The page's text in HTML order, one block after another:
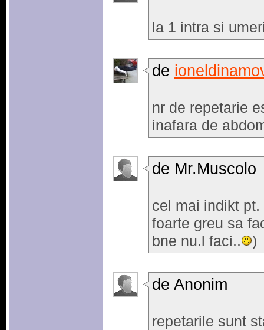
la 1 intra si
de
nr de repetarie
inafara de
de Mr.Muscolo
cel mai indikt
foarte greu sa
bne nu.l faci..
)
de Anonim
repetarile sunt